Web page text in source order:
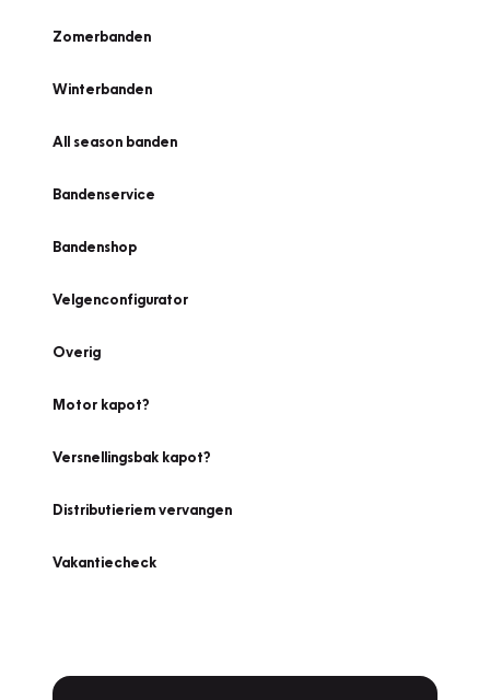
Zomerbanden
Winterbanden
All season banden
Bandenservice
Bandenshop
Velgenconfigurator
Overig
Motor kapot?
Versnellingsbak kapot?
Distributieriem vervangen
Vakantiecheck